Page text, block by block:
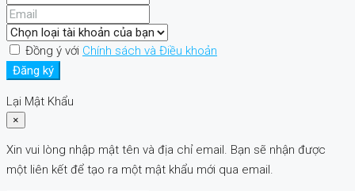
Đồng ý với Chính sách và Điều khoản
Đăng ký
Lại Mật Khẩu
×
Xin vui lòng nhập mật tên và địa chỉ email. Bạn sẽ nhận được
một liên kết để tạo ra một mật khẩu mới qua email.